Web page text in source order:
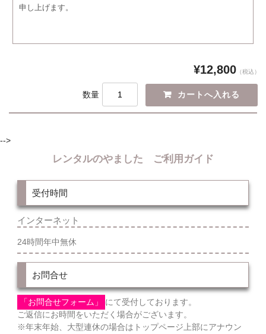
申し上げます。
¥12,800 （税込）
数量
-->
レンタルのやました ご利用ガイド
受付時間
インターネット
24時間年中無休
お問合せ
「お問合せフォーム」
にて受付しております。
ご返信にお時間をいただく場合がございます。
※年末年始、大型連休の場合はトップページ上部にアナウン